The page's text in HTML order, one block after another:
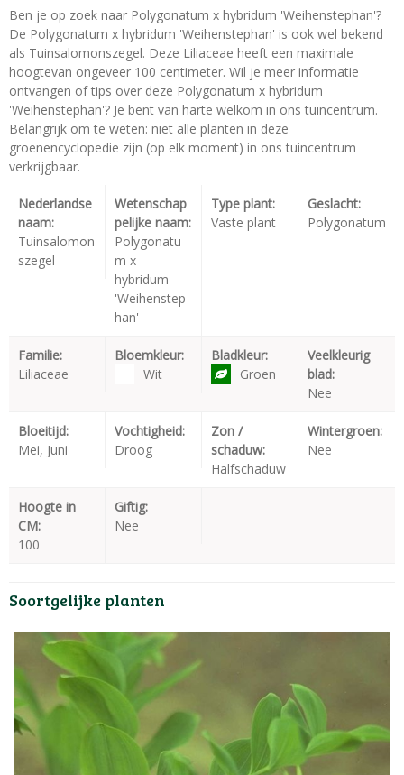
Ben je op zoek naar Polygonatum x hybridum 'Weihenstephan'?
De Polygonatum x hybridum 'Weihenstephan' is ook wel bekend
als Tuinsalomonszegel. Deze Liliaceae heeft een maximale
hoogtevan ongeveer 100 centimeter. Wil je meer informatie
ontvangen of tips over deze Polygonatum x hybridum
'Weihenstephan'? Je bent van harte welkom in ons tuincentrum.
Belangrijk om te weten: niet alle planten in deze
groenencyclopedie zijn (op elk moment) in ons tuincentrum
verkrijgbaar.
Nederlandse
naam:
Tuinsalomon
szegel
Wetenschap
pelijke naam:
Polygonatu
m x
hybridum
'Weihenstep
han'
Type plant:
Vaste plant
Geslacht:
Polygonatum
Familie:
Liliaceae
Bloemkleur:
Wit
Bladkleur:
Groen
Veelkleurig
blad:
Nee
Bloeitijd:
Mei, Juni
Vochtigheid:
Droog
Zon /
schaduw:
Halfschaduw
Wintergroen:
Nee
Hoogte in
CM:
100
Giftig:
Nee
Soortgelijke planten